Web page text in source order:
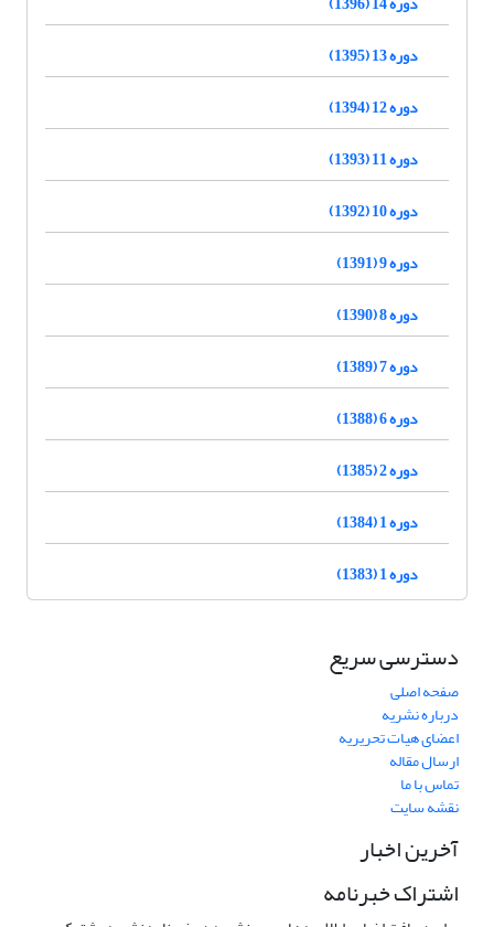
دوره 13 (1395)
دوره 12 (1394)
دوره 11 (1393)
دوره 10 (1392)
دوره 9 (1391)
دوره 8 (1390)
دوره 7 (1389)
دوره 6 (1388)
دوره 2 (1385)
دوره 1 (1384)
دوره 1 (1383)
دسترسی سریع
صفحه اصلی
درباره نشریه
اعضای هیات تحریریه
ارسال مقاله
تماس با ما
نقشه سایت
آخرین اخبار
اشتراک خبرنامه